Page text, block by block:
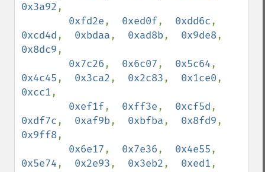
0x3a92,
0xfd2e, 0xed0f, 0xdd6c
0xcd4d, 0xbdaa, 0xad8b, 0x9de8
0x8dc9,
0x7c26, 0x6c07, 0x5c64
0x4c45, 0x3ca2, 0x2c83, 0x1ce0
0xcc1,
0xef1f, 0xff3e, 0xcf5d
0xdf7c, 0xaf9b, 0xbfba, 0x8fd9
0x9ff8,
0x6e17, 0x7e36, 0x4e55
0x5e74, 0x2e93, 0x3eb2, 0xed1